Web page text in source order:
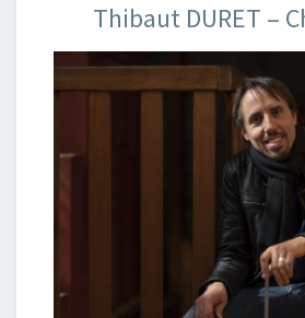
Thibaut DURET –